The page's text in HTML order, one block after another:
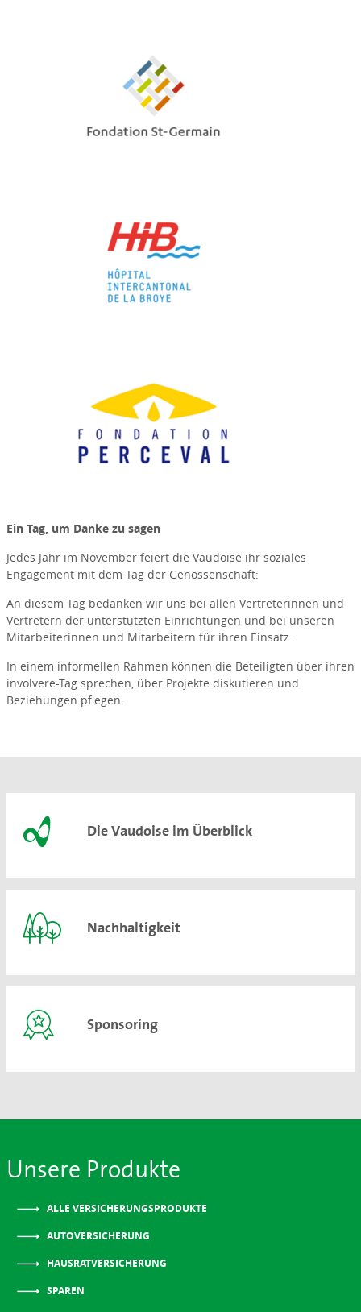
Ein Tag, um Danke zu sagen
Jedes Jahr im November feiert die Vaudoise ihr soziales
Engagement mit dem Tag der Genossenschaft:
An diesem Tag bedanken wir uns bei allen Vertreterinnen und
Vertretern der unterstützten Einrichtungen und bei unseren
Mitarbeiterinnen und Mitarbeitern für ihren Einsatz.
In einem informellen Rahmen können die Beteiligten über ihren
involvere-Tag sprechen, über Projekte diskutieren und
Beziehungen pflegen.
Die Vaudoise im Überblick
Nachhaltigkeit
Sponsoring
Unsere Produkte
ALLE VERSICHERUNGSPRODUKTE
AUTOVERSICHERUNG
HAUSRATVERSICHERUNG
SPAREN